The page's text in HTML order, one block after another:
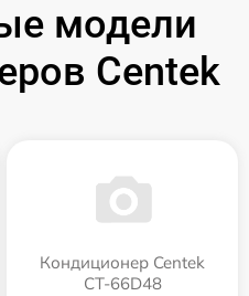
модели
Centek
Кондиционер Centek
CT-66D48